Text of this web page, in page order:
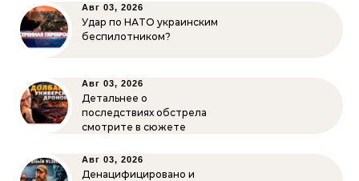
Авг 03, 2026
Удар по НАТО украинским
беспилотником?
Авг 03, 2026
Детальнее о
последствиях обстрела
смотрите в сюжете
Авг 03, 2026
Денацифицировано и